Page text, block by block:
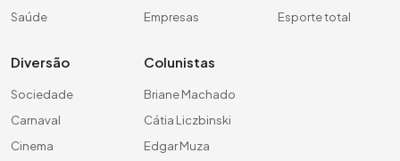
Saúde
Empresas
Esporte total
Diversão
Sociedade
Carnaval
Cinema
Colunistas
Briane Machado
Cátia Liczbinski
Edgar Muza